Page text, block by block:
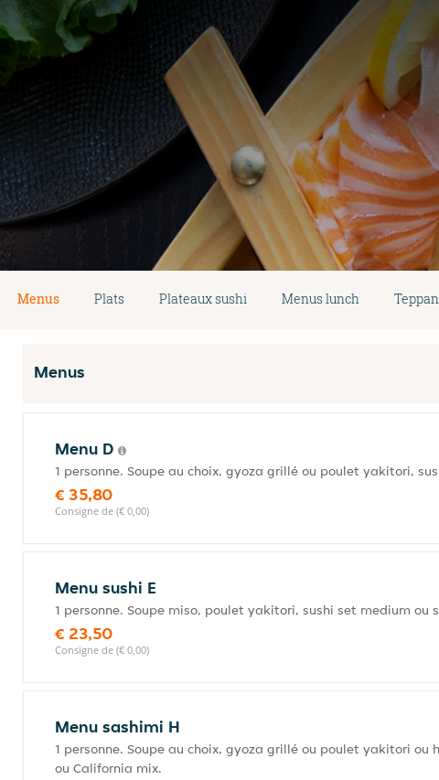
Menus Plats Plateaux sushi Menus lunch
Menus
Menu D
1 personne. Soupe au choix, gyoza grillé ou poulet yakitori,
€ 35,80
Consigne de (€ 0,00)
Menu sushi E
1 personne. Soupe miso, poulet yakitori, sushi set medium ou
€ 23,50
Consigne de (€ 0,00)
Menu sashimi H
1 personne. Soupe au choix, gyoza grillé ou poulet yakitori
ou California mix.